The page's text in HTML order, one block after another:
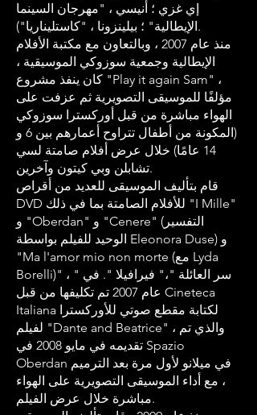
إي غزي ؛ أنيسي ، "مهرجان السينما
الإيطالية" ؛ بيلينزونا ، "كاستليناريا").
منذ عام 2007 ، وبالتعاون مع مكتبة الأفلام
الإيطالية وجمعية سوزوكي الموسيقية ،
كان ينفذ مشروع "Play it again Sam" ،
مؤلفًا للموسيقى التصويرية ثم عزفت على
الهواء مباشرة من قبل أوركسترا سوزوكي
(المكونة من أطفال تتراوح أعمارهم بين 6 و
14 عامًا) خلال عرض أفلام صامتة لسي
تشابلن وبي كيتون وآخرين.
قام بتأليف الموسيقى للعديد من أقراص
DVD للأفلام الصامتة بما في ذلك "I Mille"
و "Oberdan" و "Cenere" (التفسير
الوحيد للفيلم بواسطة Eleonora Duse) و
"Ma l'amor mio non morte (مع Lyda
Borelli)" ، " سر العائلة "،" فيرافيلا ". في
عام 2007 تم تكليفها من قبل Cineteca
Italiana لكتابة مقطع صوتي للأوركسترا
لفيلم "Dante and Beatrice" ، والذي تم
تقديمه في مايو 2008 في Spazio
Oberdan في ميلانو لأول مرة بعد الترميم
، مع أداء الموسيقى التصويرية على الهواء
مباشرة خلال عرض الفيلم.